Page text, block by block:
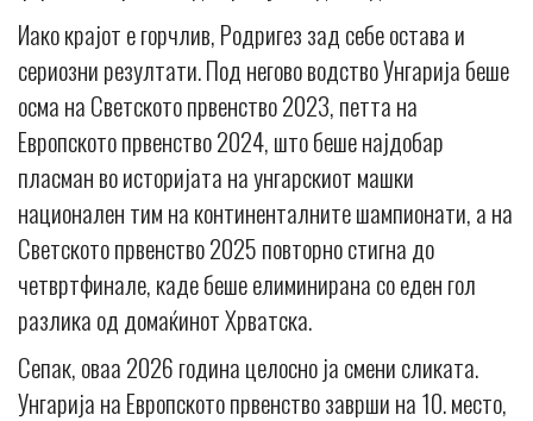
Иако крајот е горчлив, Родригез зад себе остава и
сериозни резултати. Под негово водство Унгарија беше
осма на Светското првенство 2023, петта на
Европското првенство 2024, што беше најдобар
пласман во историјата на унгарскиот машки
национален тим на континенталните шампионати, а на
Светското првенство 2025 повторно стигна до
четвртфинале, каде беше елиминирана со еден гол
разлика од домаќинот Хрватска.
Сепак, оваа 2026 година целосно ја смени сликата.
Унгарија на Европското првенство заврши на 10. место,